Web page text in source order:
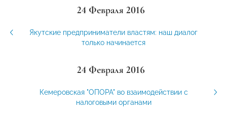
24 Февраля 2016
Якутские предприниматели властям: наш диалог
только начинается
24 Февраля 2016
Кемеровская "ОПОРА" во взаимодействии с
налоговыми органами